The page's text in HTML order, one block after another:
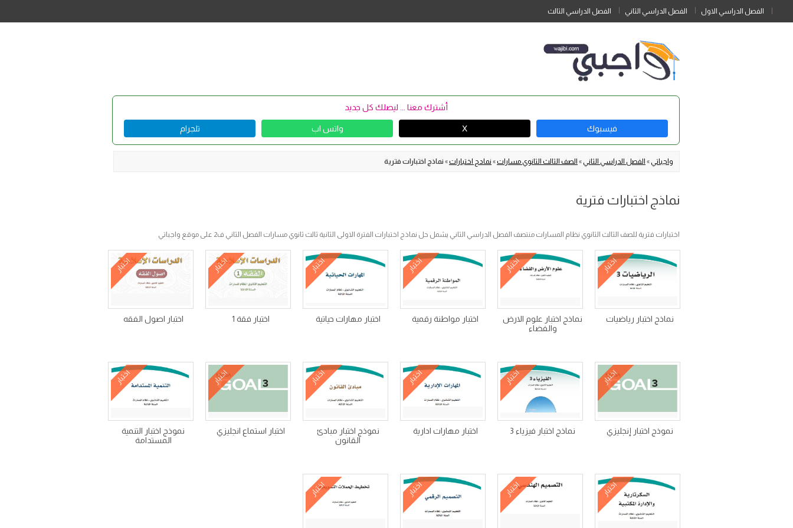
الفصل الدراسي الاول الفصل الدراسي الثاني الفصل الدراسي الثالث
أشترك معنا ... ليصلك كل جديد
فيسبوك X واتس اب تلجرام
واجباتي » الفصل الدراسي الثاني » الصف الثالث الثانوي مسارات» نمادج اختبارات»نماذج اختبارات فترية
نماذج اختبارات فترية
اختبارات فترية للصف الثالث الثانوي نظام المسارات منتصف الفصل الدراسي الثاني يشمل حل نماذج اختبارات الفترة الاولى الثانية ثالث ثانوي مسارات الفصل الثاني ف2 على موقع واجباتي
اختبار
نماذج اختبار رياضيات
اختبار
نماذج اختبار علوم الارض
والفضاء
اختبار
اختبار مواطنة رقمية
اختبار
اختبار مهارات حياتية
اختبار
اختبار فقة 1
اختبار
اختبار اصول الفقه
اختبار
نموذج اختبار إنجليزي
اختبار
نماذج اختبار فيزياء 3
اختبار
اختبار مهارات ادارية
اختبار
نموذج اختبار مبادئ
القانون
اختبار
اختبار استماع انجليزي
اختبار
نموذج اختبار التنمية
المستدامة
اختبار اختبار اختبار اختبار